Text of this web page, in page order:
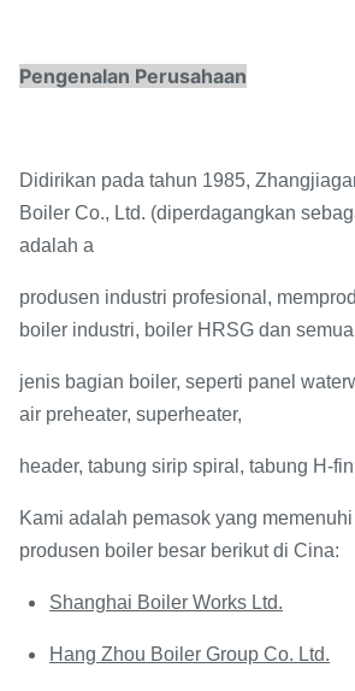
Pengenalan Perusahaan
Didirikan pada tahun 1985,
Boiler Co., Ltd. (diperdagangkan
adalah a
produsen industri profesional,
boiler industri, boiler HRSG dan
jenis bagian boiler, seperti panel
air preheater, superheater,
header, tabung sirip spiral, tabung H-
Kami adalah pemasok yang
produsen boiler besar berikut di Cina:
Shanghai Boiler Works Ltd.
Hang Zhou Boiler Group Co. Ltd.